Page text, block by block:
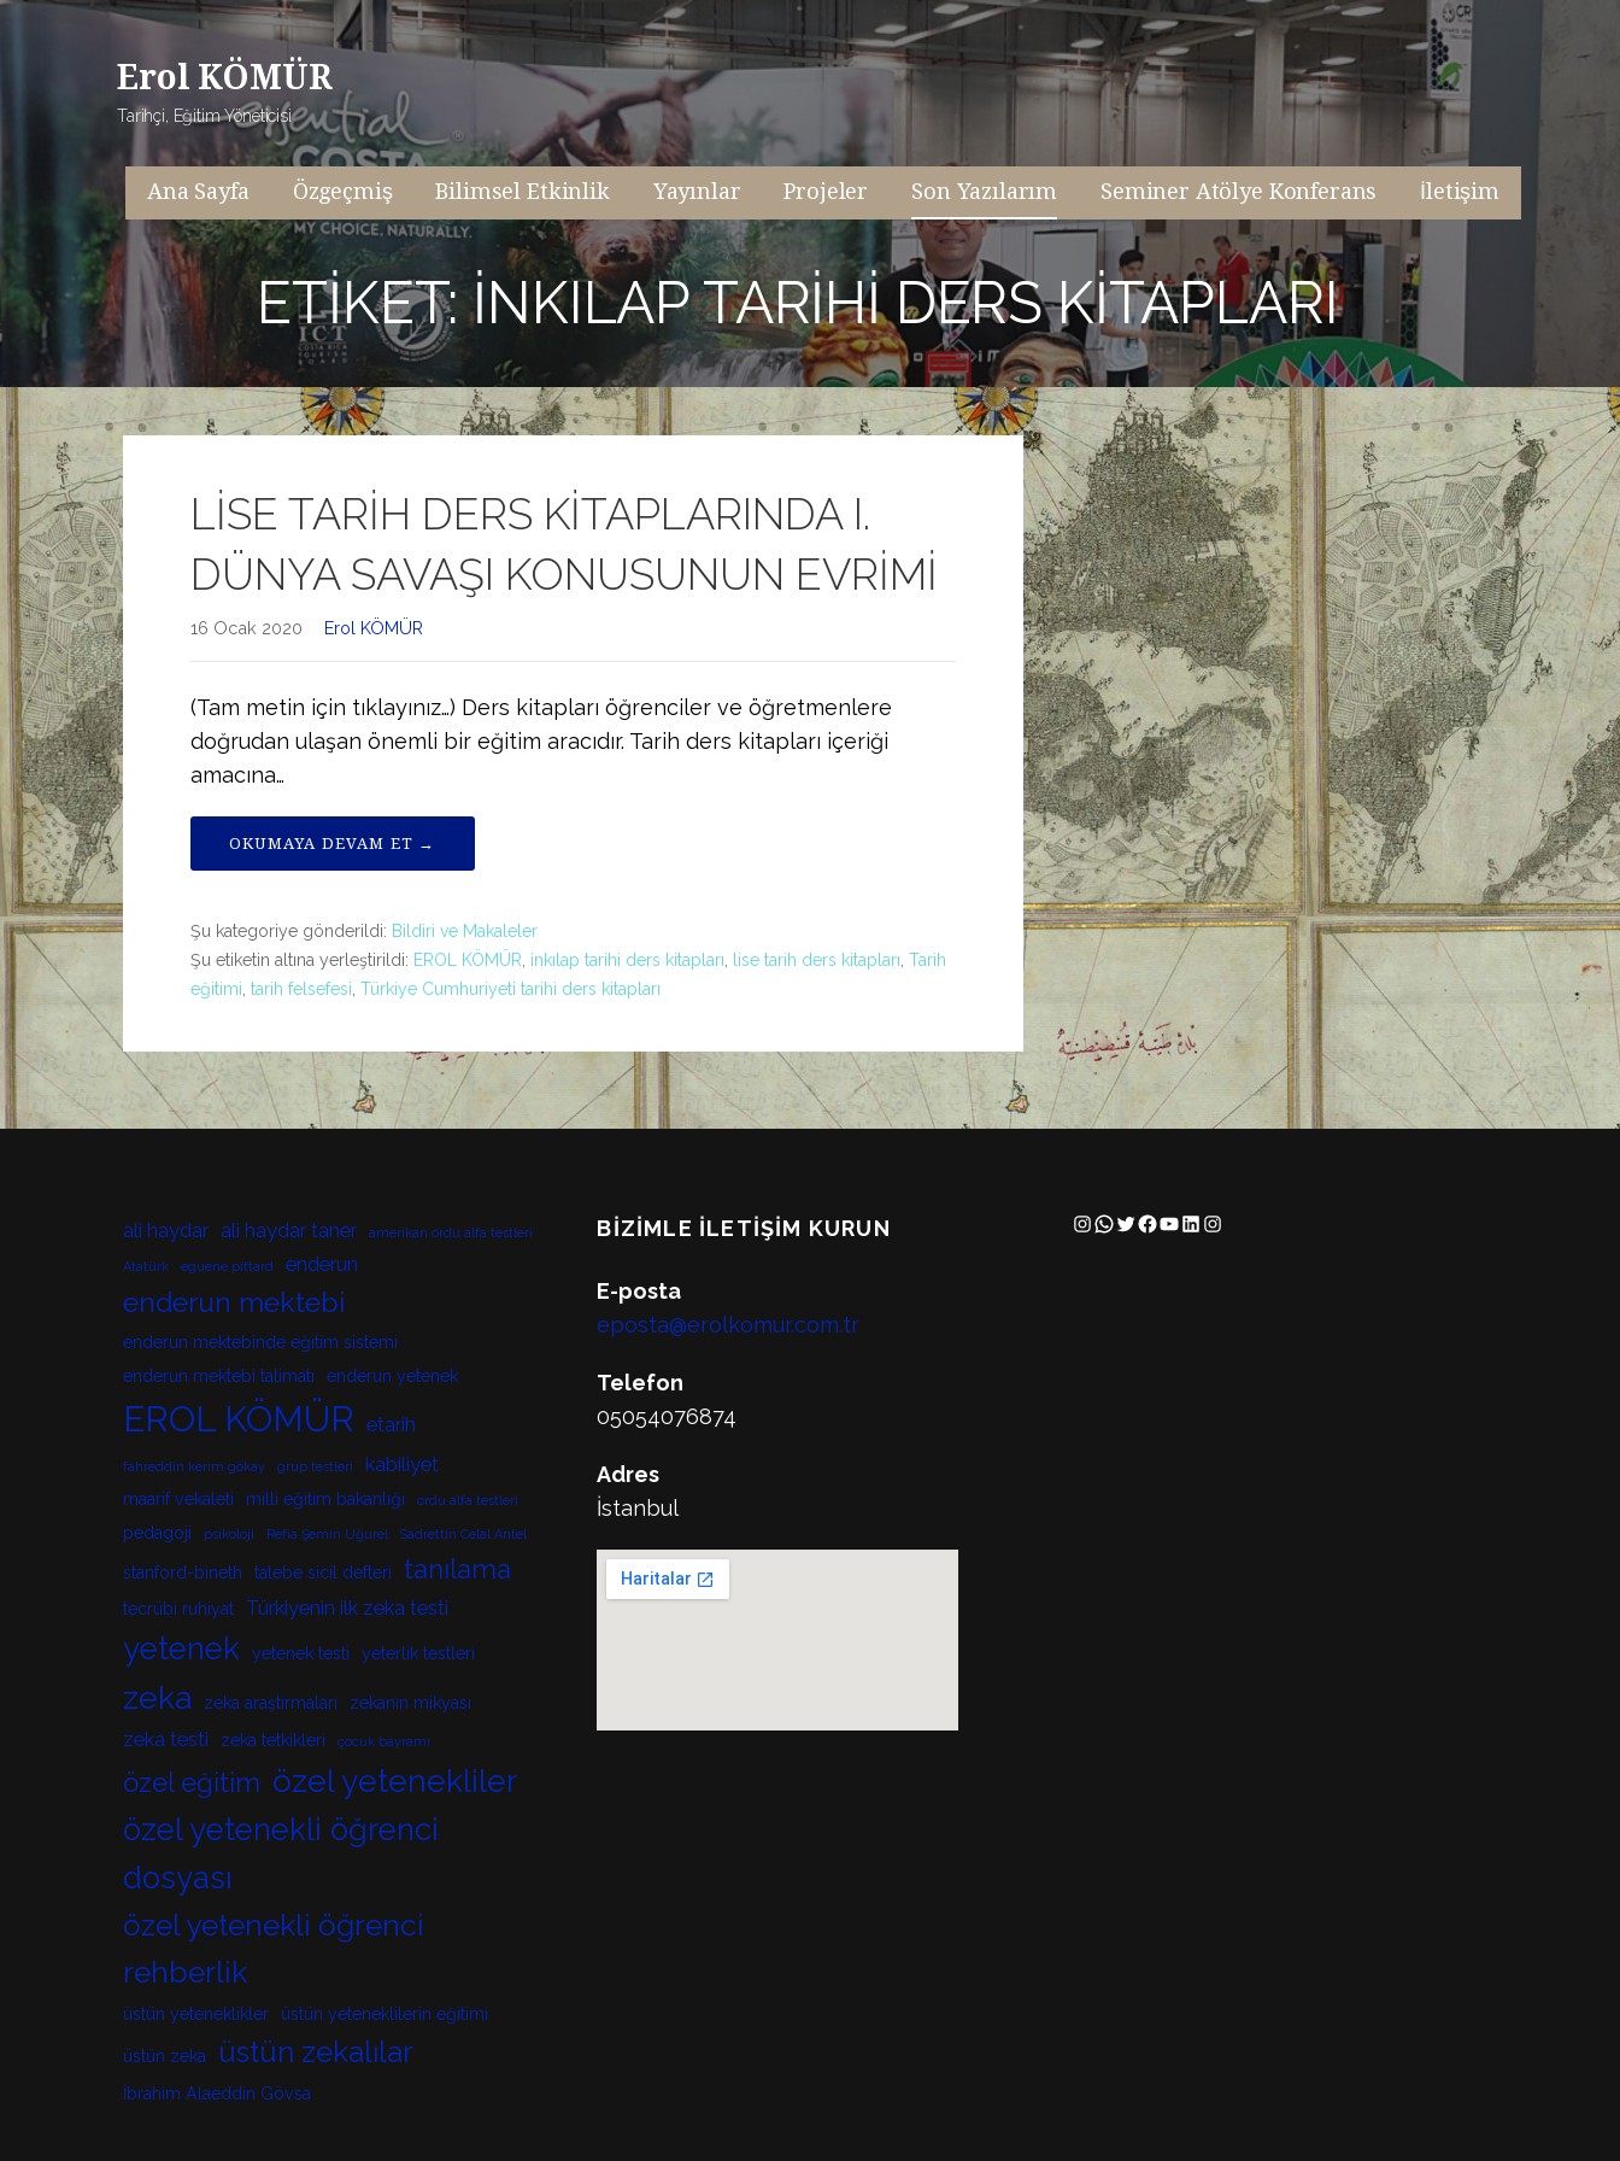
İçeriğe
Erol KÖMÜR
Tarihçi, Eğitim Yöneticisi
Ana Sayfa Özgeçmiş Bilimsel Etkinlik Yayınlar Projeler Son Yazılarım Seminer Atölye Konferans İletişim
ETIKET: INKILAP TARIHI DERS KITAPLARI
LİSE TARİH DERS KİTAPLARINDA I.
DÜNYA SAVAŞI KONUSUNUN EVRİMİ
16 Ocak 2020 Erol KÖMÜR
(Tam metin için tıklayınız…) Ders kitapları öğrenciler ve öğretmenlere
doğrudan ulaşan önemli bir eğitim aracıdır. Tarih ders kitapları içeriği
amacına…
OKUMAYA DEVAM ET →
Şu kategoriye gönderildi: Bildiri ve Makaleler
Şu etiketin altına yerleştirildi: EROL KÖMÜR, inkılap tarihi ders kitapları, lise tarih ders kitapları, Tarih
eğitimi, tarih felsefesi, Türkiye Cumhuriyeti tarihi ders kitapları
ali haydar ali haydar taner amerikan ordu alfa testleri
Atatürk eguene pittard enderun
enderun mektebi
enderun mektebinde eğitim sistemi
enderun mektebi talimatı
enderun yetenek
EROL KÖMÜR etarih
fahreddin kerim gökay grup testleri kabiliyet
maarif vekaleti milli eğitim bakanlığı ordu alfa testleri
pedagoji psikoloji Refia Şemin Uğurel Sadrettin Celal Antel
stanford-bineth talebe sicil defteri tanılama
tecrübi ruhiyat Türkiyenin ilk zeka testi
yetenek yetenek testi yeterlik testleri
zeka zeka araştırmaları zekanın mikyası
zeka testi zeka tetkikleri çocuk bayramı
özel eğitim özel yetenekliler
özel yetenekli öğrenci
dosyası
özel yetenekli öğrenci
rehberlik
üstün yeteneklikler üstün yeteneklilerin eğitimi
üstün zeka üstün zekalılar
İbrahim Alaeddin Gövsa
BIZIMLE İLETIŞIM KURUN
E-posta
eposta@erolkomur.com.tr
Telefon
05054076874
Adres
İstanbul
Instagram
WhatsApp
Twitter
Facebook
YouTube
LinkedIn
Instagram